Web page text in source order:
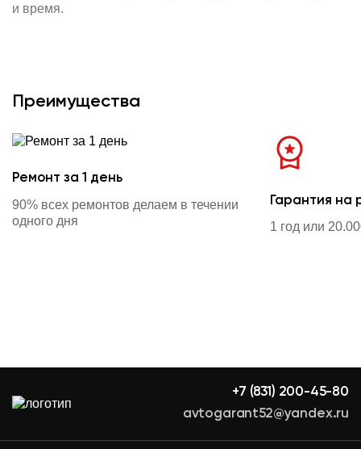
и время.
Преимущества
Ремонт за 1 день
90% всех ремонтов делаем в течении
одного дня
Гарантия на
1 год или
+7 (831) 200-45-80
avtogarant52@yandex.ru